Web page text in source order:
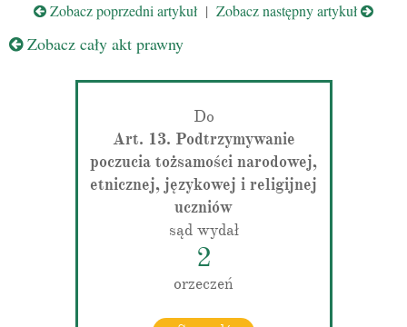
Zobacz poprzedni artykuł | Zobacz następny artykuł
Zobacz cały akt prawny
Do
Art. 13. Podtrzymywanie
poczucia tożsamości narodowej,
etnicznej, językowej i religijnej
uczniów
sąd wydał
2
orzeczeń